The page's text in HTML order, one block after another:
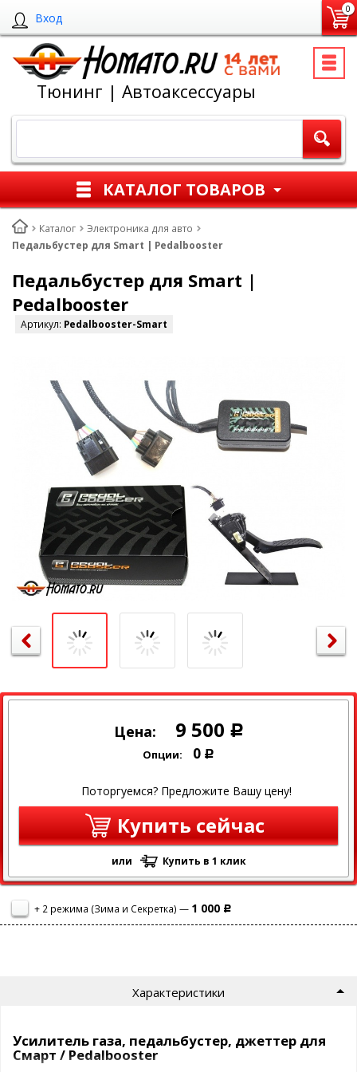
Вход
0
Тюнинг | Автоаксессуары
КАТАЛОГ ТОВАРОВ
Каталог
Электроника для авто
Педальбустер для Smart | Pedalbooster
Педальбустер для Smart |
Pedalbooster
Артикул: Pedalbooster-Smart
Цена: 9 500 Р
Опции: 0 Р
Поторгуемся? Предложите Вашу цену!
Купить сейчас
или Купить в 1 клик
+ 2 режима (Зима и Секретка) — 1 000 Р
Характеристики
Усилитель газа, педальбустер, джеттер для
Смарт / Pedalbooster